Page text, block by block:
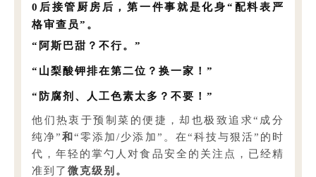
0后接管厨房后，第一件事就是化身“配料表严
格审查员”。
“阿斯巴甜？不行。”
“山梨酸钾排在第二位？换一家！”
“防腐剂、人工色素太多？不要！”
他们热衷于预制菜的便捷，却也极致追求“成分
纯净”和“零添加/少添加”。在“科技与狠活”的时
代，年轻的掌勺人对食品安全的关注点，已经精
准到了微克级别。